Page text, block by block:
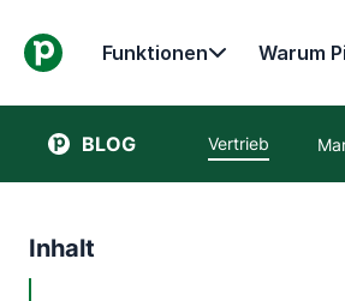
Funktionen Warum
BLOG Vertrieb
Inhalt